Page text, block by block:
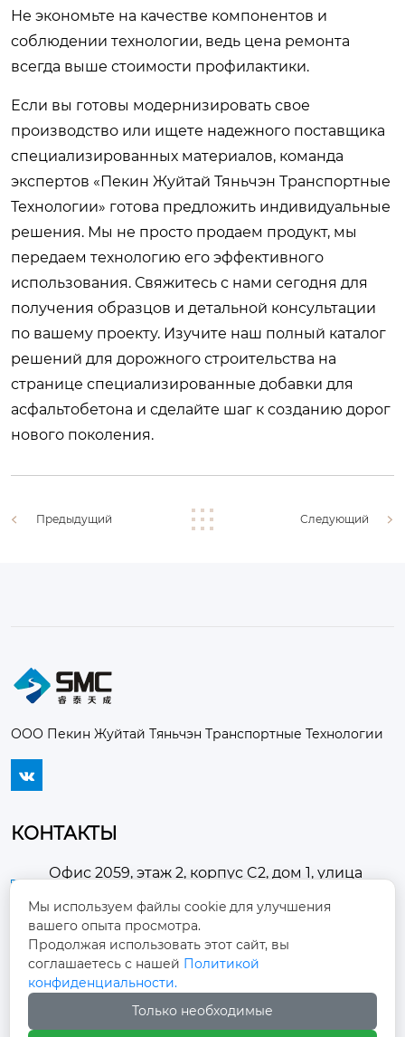
Не экономьте на качестве компонентов и
соблюдении технологии, ведь цена ремонта
всегда выше стоимости профилактики.
Если вы готовы модернизировать свое
производство или ищете надежного поставщика
специализированных материалов, команда
экспертов «Пекин Жуйтай Тяньчэн Транспортные
Технологии» готова предложить индивидуальные
решения. Мы не просто продаем продукт, мы
передаем технологию его эффективного
использования. Свяжитесь с нами сегодня для
получения образцов и детальной консультации
по вашему проекту. Изучите наш полный каталог
решений для дорожного строительства на
странице специализированные добавки для
асфальтобетона и сделайте шаг к созданию дорог
нового поколения.
Предыдущий Следующий
ООО Пекин Жуйтай Тяньчэн Транспортные Технологии

КОНТАКТЫ
Офис 2059, этаж 2, корпус C2, дом 1, улица
Чаоян, город Пекин
 30057528@qq.com
+86-18695102982
Мы используем файлы cookie для улучшения
вашего опыта просмотра.
Продолжая использовать этот сайт, вы
соглашаетесь с нашей Политикой
конфиденциальности.
Только необходимые